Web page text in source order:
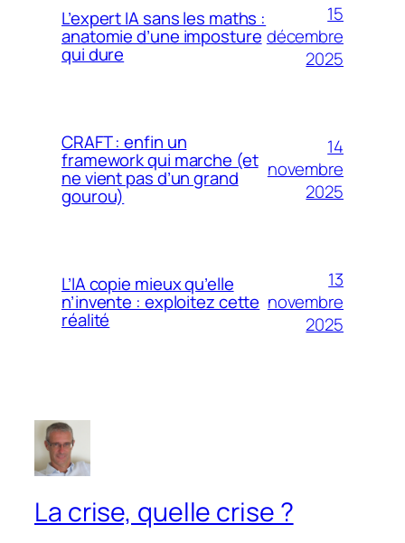
L’expert IA sans les maths :
anatomie d’une imposture
qui dure
15
décembre
2025
CRAFT : enfin un
framework qui marche (et
ne vient pas d’un grand
gourou)
14
novembre
2025
L’IA copie mieux qu’elle
n’invente : exploitez cette
réalité
13
novembre
2025
La crise, quelle crise ?